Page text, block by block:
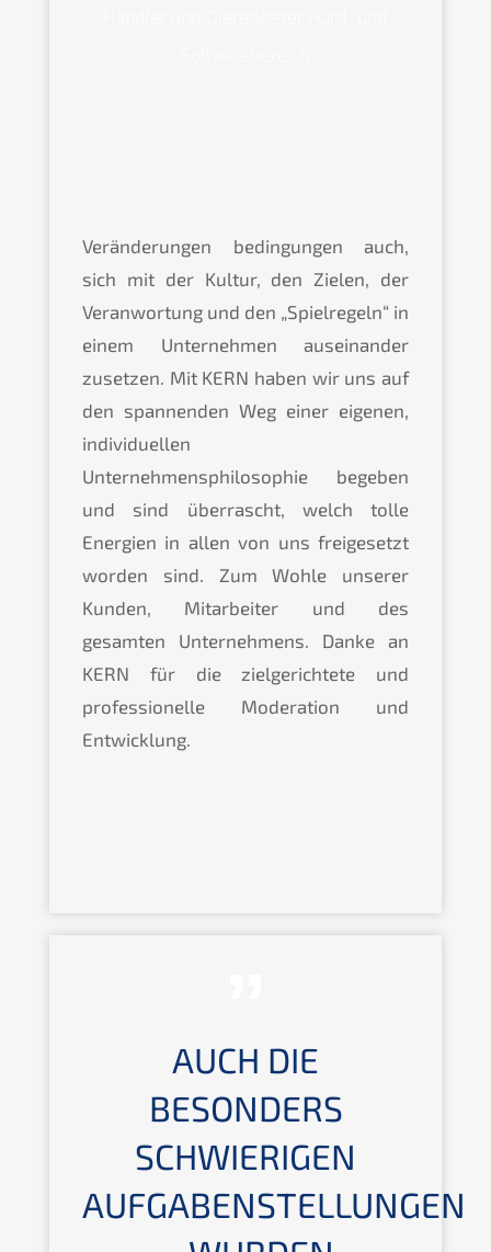
Veränderungen bedingungen auch,
sich mit der Kultur, den Zielen, der
Veranwortung und den „Spielregeln“ in
einem Unternehmen auseinander
zusetzen. Mit KERN haben wir uns auf
den spannenden Weg einer eigenen,
individuellen
Unternehmensphilosophie begeben
und sind überrascht, welch tolle
Energien in allen von uns freigesetzt
worden sind. Zum Wohle unserer
Kunden, Mitarbeiter und des
gesamten Unternehmens. Danke an
KERN für die zielgerichtete und
professionelle Moderation und
Entwicklung.
AUCH DIE
BESONDERS
SCHWIERIGEN
AUFGABENSTELLUNGEN